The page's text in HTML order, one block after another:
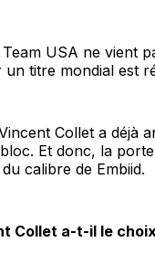
Team USA ne vient
un titre mondial est
Collet a déjà
Et donc, la
calibre de Embiid.
Collet a-t-il le